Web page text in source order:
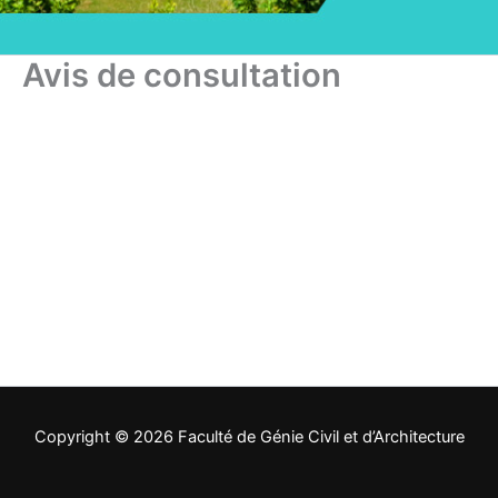
Avis de consultation
Copyright © 2026 Faculté de Génie Civil et d’Architecture